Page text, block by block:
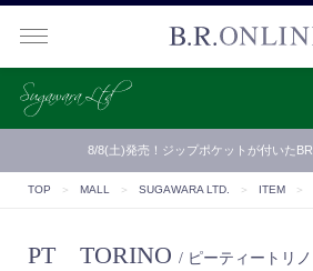
8/8(土)発売！ジップポケットが付いた
TOP ＞ MALL ＞ SUGAWARA LTD. ＞ ITEM ＞
PT TORINO / ピーティートリノ